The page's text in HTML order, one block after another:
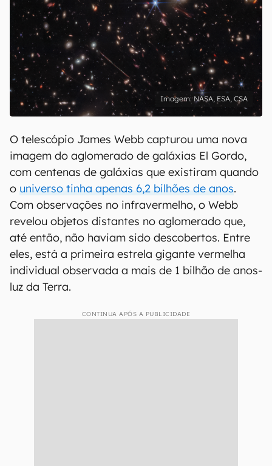
NASA, ESA, CSA
O telescópio James Webb capturou uma nova
imagem do aglomerado de galáxias El Gordo,
com centenas de galáxias que existiram quando
o universo tinha apenas 6,2 bilhões de anos.
Com observações no infravermelho, o Webb
revelou objetos distantes no aglomerado que,
até então, não haviam sido descobertos. Entre
eles, está a primeira estrela gigante vermelha
individual observada a mais de 1 bilhão de anos-
luz da Terra.
CONTINUA APÓS A PUBLICIDADE